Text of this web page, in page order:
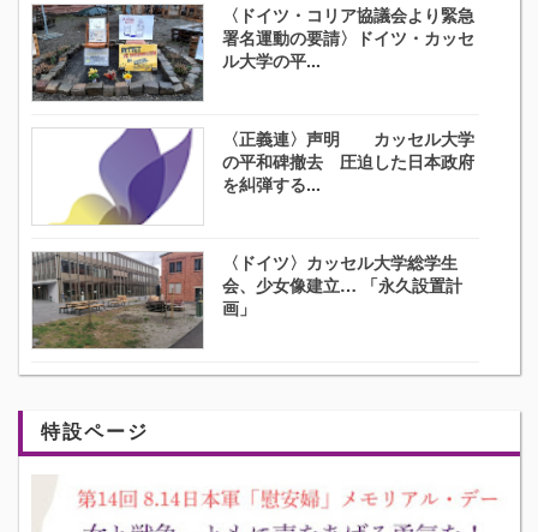
〈ドイツ・コリア協議会より緊急
署名運動の要請〉ドイツ・カッセ
ル大学の平...
〈正義連〉声明 カッセル大学
の平和碑撤去 圧迫した日本政府
を糾弾する...
〈ドイツ〉カッセル大学総学生
会、少女像建立… 「永久設置計
画」
特設ページ